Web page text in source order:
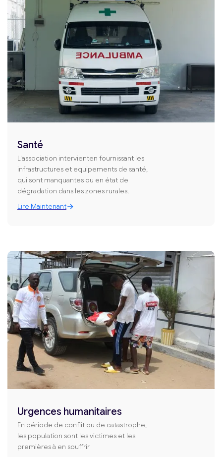
Santé
L'association intervienten fournissant les
infrastructures et equipements de santé,
qui sont manquantes ou en état de
dégradation dans les zones rurales.
Lire Maintenant
Urgences humanitaires
En période de conflit ou de catastrophe,
les population sont les victimes et les
premières à en souffrir